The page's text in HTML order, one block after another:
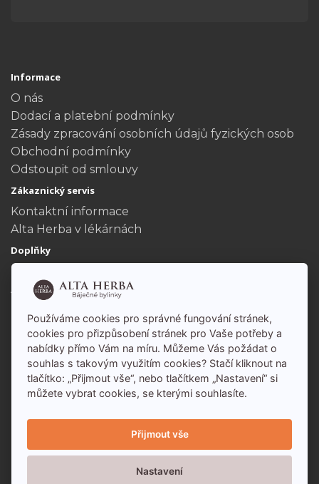
Informace
O nás
Dodací a platební podmínky
Zásady zpracování osobních údajů fyzických osob
Obchodní podmínky
Odstoupit od smlouvy
Zákaznický servis
Kontaktní informace
Alta Herba v lékárnách
Doplňky
Dárkové poukazy
Akční nabídka
Můj účet
Historie objednávek
Alta Herba - báječné bylinky s.r.o. 2026 - Všechna
Používáme cookies pro správné fungování stránek,
cookies pro přizpůsobení stránek pro Vaše potřeby a
nabídky přímo Vám na míru. Můžeme Vás požádat o
souhlas s takovým využitím cookies? Stačí kliknout na
tlačítko: „Přijmout vše“, nebo tlačítkem „Nastavení“ si
můžete vybrat cookies, se kterými souhlasíte.
Přijmout vše
Nastavení